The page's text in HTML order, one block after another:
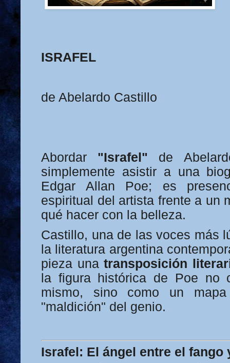
ISRAFEL
de Abelardo Castillo
Abordar "Israfel" de
simplemente asistir a una
Edgar Allan Poe; es
espiritual del artista frente a un
qué hacer con la belleza.
Castillo, una de las voces más
la literatura argentina
pieza unatransposición
la figura histórica de Poe
mismo, sino como un
"maldición" del genio.
Israfel: El ángel entre el fango